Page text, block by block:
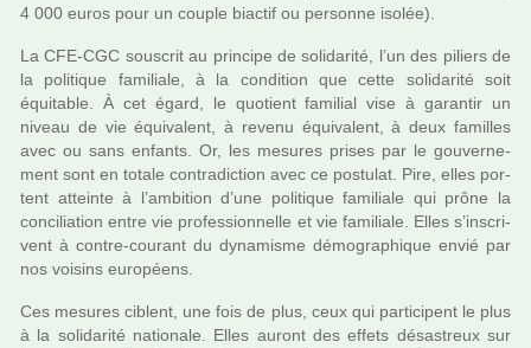
4 000 euros pour un couple biac­tif ou per­sonne isolée).
La CFE-CGC sous­crit au prin­cipe de soli­da­rité, l’un des piliers de
la poli­ti­que fami­liale, à la condi­tion que cette soli­da­rité soit
équitable. À cet égard, le quo­tient fami­lial vise à garan­tir un
niveau de vie équivalent, à revenu équivalent, à deux famil­les
avec ou sans enfants. Or, les mesu­res prises par le gou­ver­ne­
ment sont en totale contra­dic­tion avec ce pos­tu­lat. Pire, elles por­
tent atteinte à l’ambi­tion d’une poli­ti­que fami­liale qui prône la
conci­lia­tion entre vie pro­fes­sion­nelle et vie fami­liale. Elles s’ins­cri­
vent à contre-cou­rant du dyna­misme démo­gra­phi­que envié par
nos voi­sins euro­péens.
Ces mesu­res ciblent, une fois de plus, ceux qui par­ti­ci­pent le plus
à la soli­da­rité natio­nale. Elles auront des effets désas­treux sur